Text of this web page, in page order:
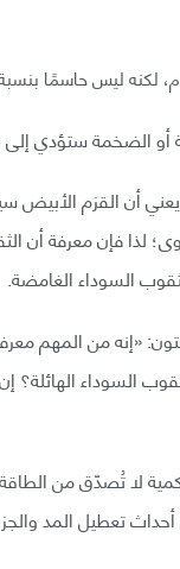
ليس حاسمًا بنسبة
أو الضخمة ستؤدي
أن القزم الأبيض
لذا فإن معرفة أن
السوداء الغامضة.
«إنه من المهم
السوداء
لا تُصدّق من
تعطيل المد